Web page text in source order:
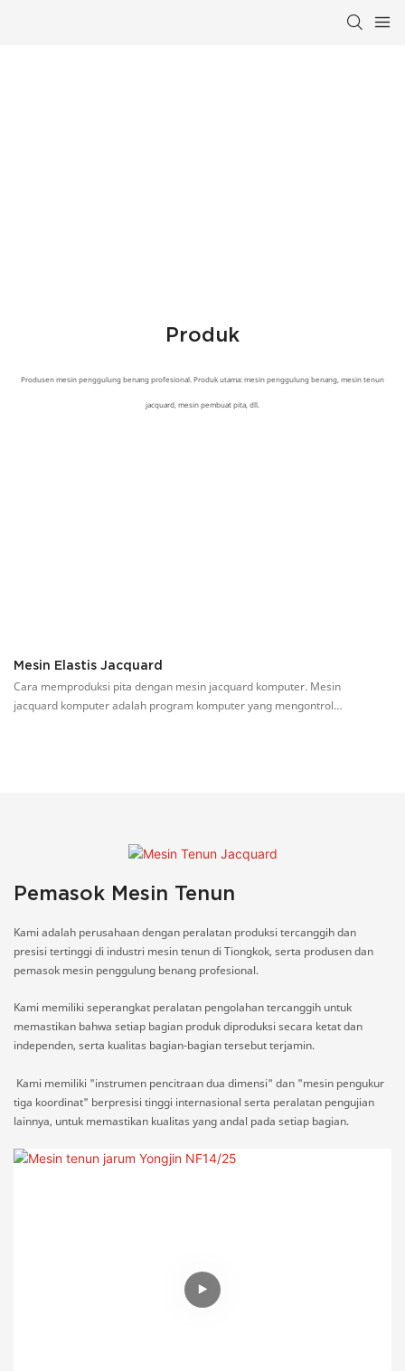
Produk
Produsen mesin penggulung benang profesional. Produk utama: mesin penggulung benang, mesin tenun
jacquard, mesin pembuat pita, dll.
Mesin Elastis Jacquard
Cara memproduksi pita dengan mesin jacquard komputer. Mesin
jacquard komputer adalah program komputer yang mengontrol
Pemasok Mesin Tenun
Kami adalah perusahaan dengan peralatan produksi tercanggih dan
presisi tertinggi di industri mesin tenun di Tiongkok, serta produsen dan
pemasok mesin penggulung benang profesional.
Kami memiliki seperangkat peralatan pengolahan tercanggih untuk
memastikan bahwa setiap bagian produk diproduksi secara ketat dan
independen, serta kualitas bagian-bagian tersebut terjamin.
Kami memiliki "instrumen pencitraan dua dimensi" dan "mesin pengukur
tiga koordinat" berpresisi tinggi internasional serta peralatan pengujian
lainnya, untuk memastikan kualitas yang andal pada setiap bagian.